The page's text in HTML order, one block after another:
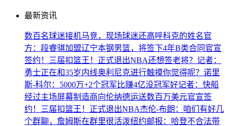
最新资讯
数百名球迷接机马竞，现场球迷还高呼科克的姓名官
方：段睿骐加盟辽宁本钢男篮，将签下4年B类合同 官宣
签约！三届扣篮王！正式退出NBA还想签老将？记者：
勇士正在和35岁内线奥利尼克进行触摸你觉得呢？诺里
斯-科尔：5000万+2个冠军比赚4亿没冠军好记者：快船
经过主场屏幕制造商向伦纳德运送数百万美元官宣签
约！三届扣篮王！正式退出NBA杰伦-布朗：咱们有好几
个群聊，詹姆斯在群里很活泼纽约邮报：哈登不合法带